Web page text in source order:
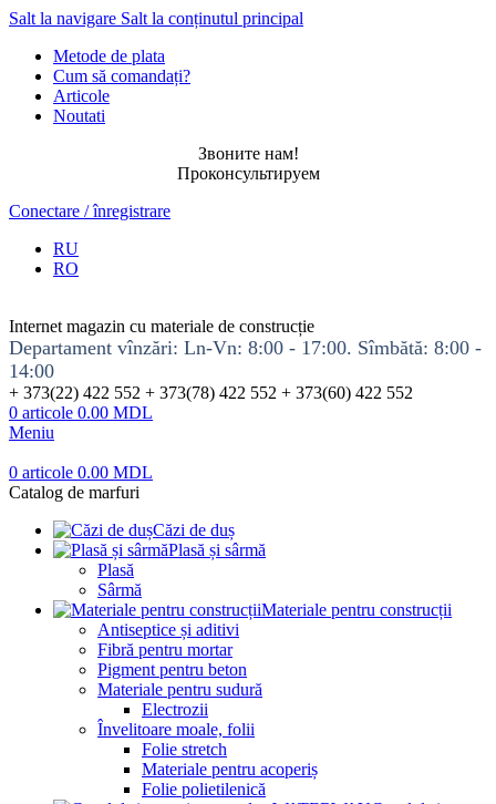
Salt la navigare Salt la conținutul principal
Metode de plata
Cum să comandați?
Articole
Noutati
Звоните нам!
Проконсультируем
Conectare / înregistrare
RU
RO
Internet magazin cu materiale de construcție
Departament vînzări: Ln-Vn: 8:00 - 17:00. Sîmbătă: 8:00 -
14:00
+ 373(22) 422 552 + 373(78) 422 552 + 373(60) 422 552
0 articole 0.00 MDL
Meniu
0 articole 0.00 MDL
Catalog de marfuri
Căzi de duș
Plasă și sârmă
Plasă
Sârmă
Materiale pentru construcții
Antiseptice și aditivi
Fibră pentru mortar
Pigment pentru beton
Materiale pentru sudură
Electrozii
Învelitoare moale, folii
Folie stretch
Materiale pentru acoperiș
Folie polietilenică